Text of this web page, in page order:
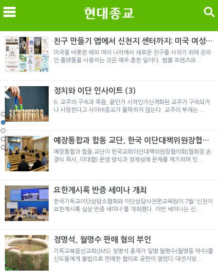
메 검
검색
노르웨이 재판이 남긴 흔적
정통의 가면을 쓴 박옥수 구원파 협력기관
일본 통일교, 해산명령 이후 본격적인 청산 절차 돌입
여호와의 증인 2세와 학교생활
「현대종교」, 주님의교회 민사소송에 승소
노르웨이 재판이 남긴 흔적
정통의 가면을 쓴 박옥수 구원파 협력기관
친구 만들기 앱에서 신천지 센터까지: 미국 여성이
경험한 9개월 포섭의 전 과정
미국을 비롯한 해외 여러 나라에서 새로운 친구를 사귀기 위해 온라
인 플랫폼을 사용하는 것은 매우 흔한 일이다. 범블 프렌즈(B...
정치와 이단 인사이트 (3)
6. 교주의 구속과 죽음, 끝인가 시작인가신격화된 교주가 구속되거
나 사망한다고 사이비종교가 몰락하지 않는다. 교주의 부재는 ...
예장통합과 합동 교단, 한국 이단대책위원장협의
회 탈퇴
예장통합과 합동 교단이 한국교회이단대책위원장협의회(협회장 손
경식 목사, 이대협) 운영 방식과 정체성에 문제를 제기하며 잇...
요한계시록 반증 세미나 개최
한국기독교이단상담소협회와 이단상담사전문교육원이 7월 '신천지
요한계시록 실상 반증 세미나'를 개최했다. 이번 세미나는 신...
정명석, 월명수 판매 혐의 부인
기독교복음선교회(JMS) 정명석 총재가 일명 월명수(월명동 약수)를
신도들에게 불법으로 판매한 혐의로 공판이 열렸다.대전지방...